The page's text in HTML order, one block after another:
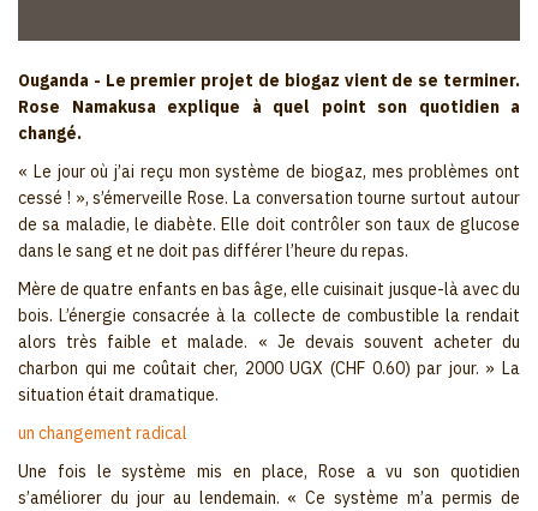
Ouganda - Le premier projet de biogaz vient de se terminer.
Rose Namakusa explique à quel point son quotidien a
changé.
« Le jour où j’ai reçu mon système de biogaz, mes problèmes ont
cessé ! », s’émerveille Rose. La conversation tourne surtout autour
de sa maladie, le diabète. Elle doit contrôler son taux de glucose
dans le sang et ne doit pas différer l’heure du repas.
Mère de quatre enfants en bas âge, elle cuisinait jusque-là avec du
bois. L’énergie consacrée à la collecte de combustible la rendait
alors très faible et malade. « Je devais souvent acheter du
charbon qui me coûtait cher, 2000 UGX (CHF 0.60) par jour. » La
situation était dramatique.
un changement radical
Une fois le système mis en place, Rose a vu son quotidien
s’améliorer du jour au lendemain. « Ce système m’a permis de